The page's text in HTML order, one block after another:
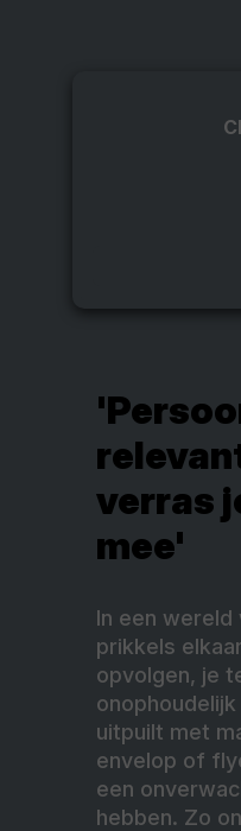
verras
mee'
In een wereld
prikkels
opvolgen, je
uitpuilt met
envelop of
een
hebben. Zo